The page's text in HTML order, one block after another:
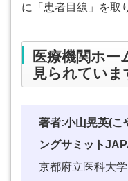
に「患者目線」を取
医療機関ホー
見られていま
著者:小山晃英(こ
ングサミット
京都府立医科大